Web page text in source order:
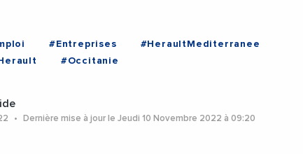
#Entreprises
#HeraultMediterranee
#Occitanie
Dernière mise à jour le Jeudi 10 Novembre 2022 à 09:20